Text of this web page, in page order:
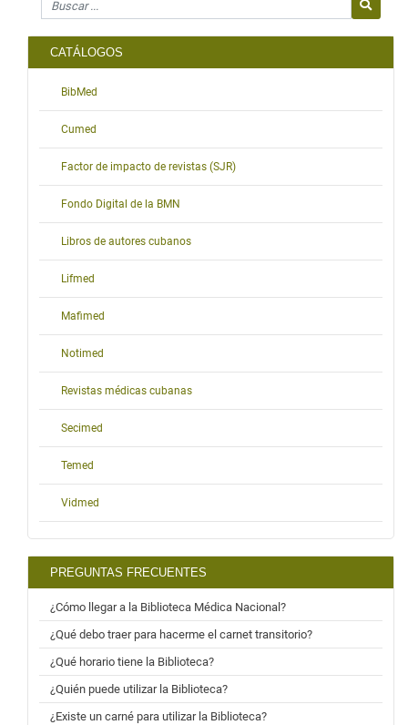
CATÁLOGOS
BibMed
Cumed
Factor de impacto de revistas (SJR)
Fondo Digital de la BMN
Libros de autores cubanos
Lifmed
Mafimed
Notimed
Revistas médicas cubanas
Secimed
Temed
Vidmed
PREGUNTAS FRECUENTES
¿Cómo llegar a la Biblioteca Médica Nacional?
¿Qué debo traer para hacerme el carnet transitorio?
¿Qué horario tiene la Biblioteca?
¿Quién puede utilizar la Biblioteca?
¿Existe un carné para utilizar la Biblioteca?